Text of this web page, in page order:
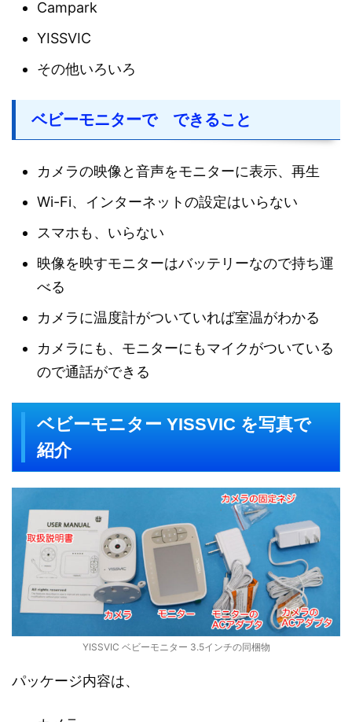
Campark
YISSVIC
その他いろいろ
ベビーモニターで できること
カメラの映像と音声をモニターに表示、再生
Wi-Fi、インターネットの設定はいらない
スマホも、いらない
映像を映すモニターはバッテリーなので持ち運
べる
カメラに温度計がついていれば室温がわかる
カメラにも、モニターにもマイクがついている
ので通話ができる
ベビーモニター YISSVIC を写真で
紹介
YISSVIC ベビーモニター 3.5インチの同梱物
パッケージ内容は、